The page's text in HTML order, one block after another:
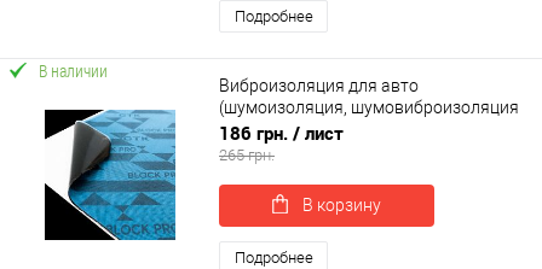
Подробнее
В наличии
Виброизоляция для авто
(шумоизоляция, шумовиброизоляция
автомобиля) SoundProOFF BLOCK PRO
3мм (sp-0024)
186 грн. / лист
265 грн.
В корзину
Подробнее